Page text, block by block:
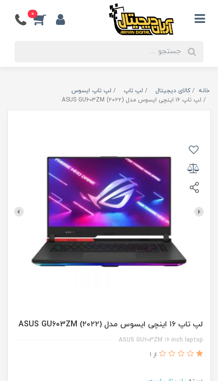
0
خانه کالای دیجیتال لپ تاپ
لپ تاپ ایسوس
لپ تاپ ۱۶ اینچی ایسوس مدل (۲۰۲۲) ASUS GU603ZM
لپ تاپ ۱۶ اینچی ایسوس مدل (۲۰۲۲) ASUS GU603ZM
ASUS GU603ZM ۱6 inch laptop
از 1